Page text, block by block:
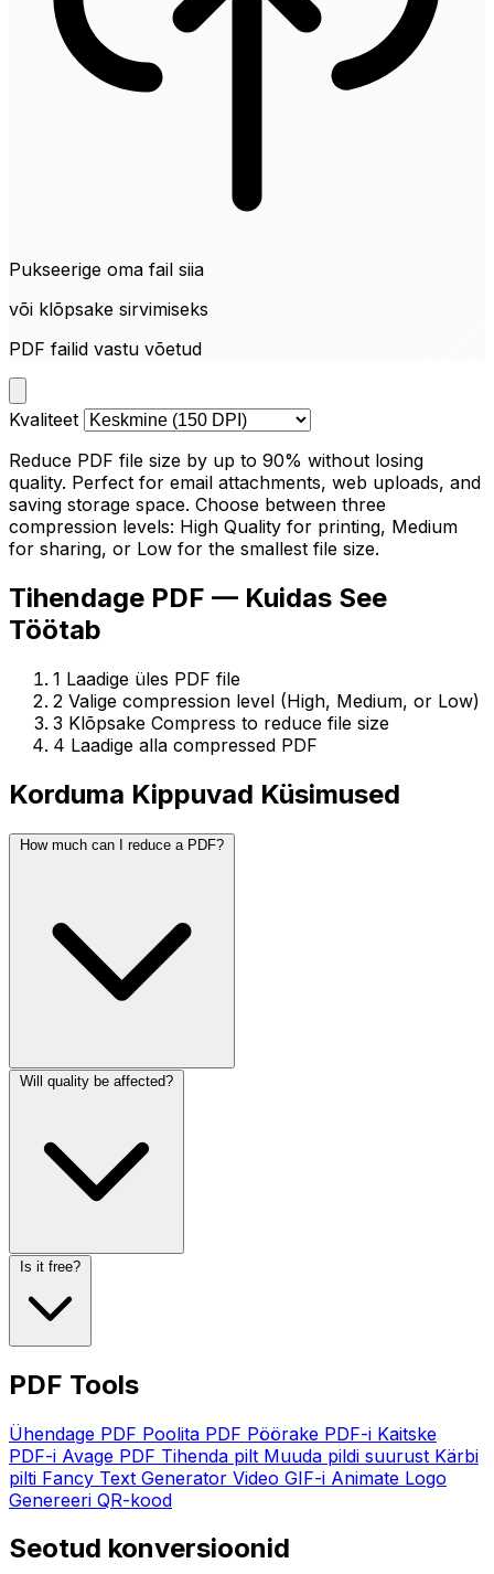
Pukseerige oma fail siia
või klõpsake sirvimiseks
PDF failid vastu võetud
Kvaliteet
Reduce PDF file size by up to 90% without losing
quality. Perfect for email attachments, web uploads, and
saving storage space. Choose between three
compression levels: High Quality for printing, Medium
for sharing, or Low for the smallest file size.
Tihendage PDF — Kuidas See
Töötab
1 Laadige üles PDF file
2 Valige compression level (High, Medium, or Low)
3 Klõpsake Compress to reduce file size
4 Laadige alla compressed PDF
Korduma Kippuvad Küsimused
How much can I reduce a PDF?
Will quality be affected?
Is it free?
PDF Tools
Ühendage PDF Poolita PDF Pöörake PDF-i Kaitske
PDF-i Avage PDF Tihenda pilt Muuda pildi suurust Kärbi
pilti Fancy Text Generator Video GIF-i Animate Logo
Genereeri QR-kood
Seotud konversioonid